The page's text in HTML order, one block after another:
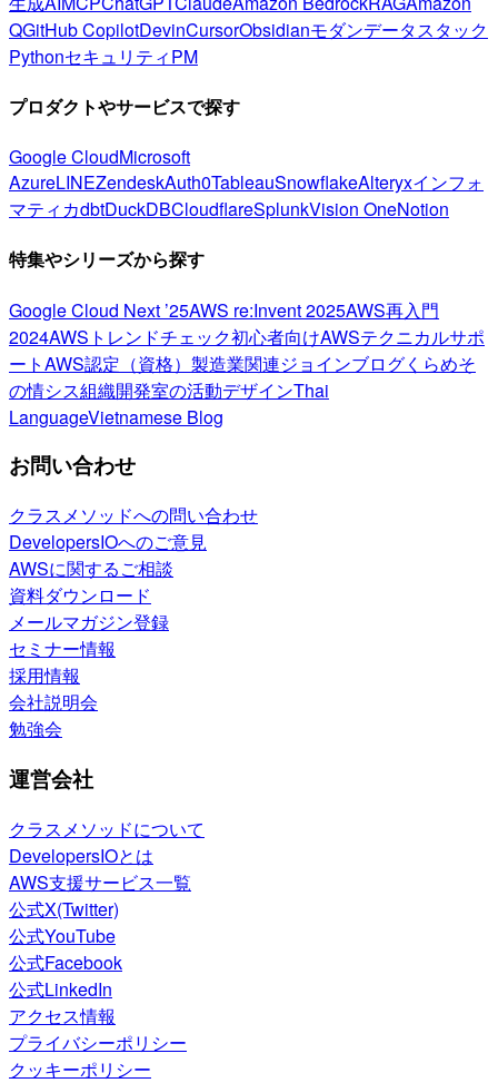
QGitHub CopilotDevinCursorObsidianモダンデータスタック
PythonセキュリティPM
プロダクトやサービスで探す
Google CloudMicrosoft
AzureLINEZendeskAuth0TableauSnowflakeAlteryxインフォ
マティカdbtDuckDBCloudflareSplunkVision OneNotion
特集やシリーズから探す
Google Cloud Next ’25AWS re:Invent 2025AWS再入門
2024AWSトレンドチェック初心者向けAWSテクニカルサポ
ートAWS認定（資格） 製造業関連ジョインブログくらめそ
の情シス組織開発室の活動デザインThai
LanguageVietnamese Blog
お問い合わせ
クラスメソッドへの問い合わせ
DevelopersIOへのご意見
AWSに関するご相談
資料ダウンロード
メールマガジン登録
セミナー情報
採用情報
会社説明会
勉強会
運営会社
クラスメソッドについて
DevelopersIOとは
AWS支援サービス一覧
公式X(Twitter)
公式YouTube
公式Facebook
公式LinkedIn
アクセス情報
プライバシーポリシー
クッキーポリシー